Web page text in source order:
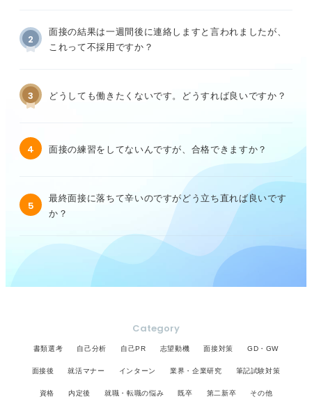
2
面接の結果は一週間後に連絡しますと言われましたが、
これって不採用ですか？
3 どうしても働きたくないです。どうすれば良いですか？
4 面接の練習をしてないんですが、合格できますか？
5
最終面接に落ちて辛いのですがどう立ち直れば良いです
か？
Category
書類選考 自己分析 自己PR 志望動機 面接対策 GD・GW
面接後 就活マナー インターン 業界・企業研究 筆記試験対策
資格 内定後 就職・転職の悩み 既卒 第二新卒 その他